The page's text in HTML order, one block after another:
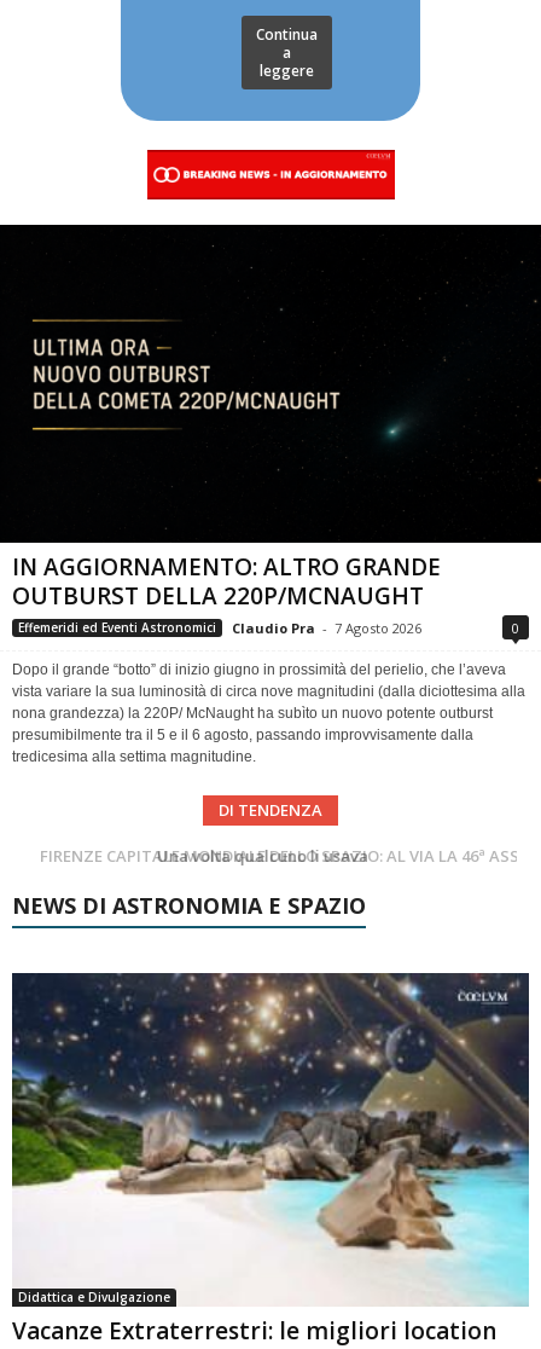
Continua
a
leggere
IN AGGIORNAMENTO: ALTRO GRANDE
OUTBURST DELLA 220P/MCNAUGHT
Effemeridi ed Eventi Astronomici Claudio Pra - 7 Agosto 2026 0
Dopo il grande “botto” di inizio giugno in prossimità del perielio, che l’aveva
vista variare la sua luminosità di circa nove magnitudini (dalla diciottesima alla
nona grandezza) la 220P/ McNaught ha subìto un nuovo potente outburst
presumibilmente tra il 5 e il 6 agosto, passando improvvisamente dalla
tredicesima alla settima magnitudine.
DI TENDENZA
FIRENZE CAPITALE MONDIALE DELLO SPAZIO: AL VIA LA 46ª ASSEMBLEA SCIENTIFICA DEL COSPAR
Cielo del Mese di Agosto 2026
NEWS DI ASTRONOMIA E SPAZIO
Didattica e Divulgazione
Vacanze Extraterrestri: le migliori location